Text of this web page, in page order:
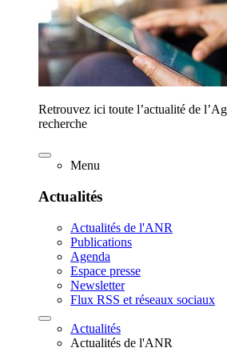
Retrouvez ici toute l’actualité de
recherche
Menu
Actualités
Actualités de l'ANR
Publications
Agenda
Espace presse
Newsletter
Flux RSS et réseaux sociaux
Actualités
Actualités de l'ANR